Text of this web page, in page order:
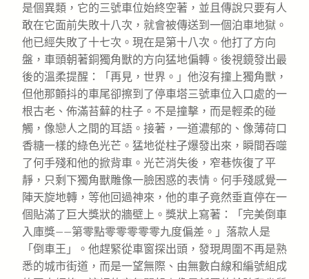
是個異類，它的三號車位始終空著，並且傳說只要有人
敢在它面前失敗十八次，就會被傳送到一個泊車地獄。
他已經失敗了十七次。現在是第十八次。他打了方向
盤，車頭朝著銅獨角獸的方向猛地偏轉。後視鏡發出最
後的溫柔提醒：「再見，世界。」他沒有撞上獨角獸，
但他那顫抖的車尾卻擦到了停車塔三號車位入口處的一
根古老、佈滿苔蘚的柱子。不是撞擊，而是輕柔的碰
觸，像戀人之間的耳語。接著，一道濃郁的、像薄荷口
香糖一樣的綠色光芒。猛地從柱子爆發出來，瞬間吞噬
了何手殘和他的掀背車。光芒消失後，窄巷恢復了平
靜，只剩下獨角獸雕像一臉困惑的表情。何手殘感覺一
陣天旋地轉，等他回過神來，他的車子竟然垂直停在一
個貼滿了巨大獎狀的牆壁上。獎狀上寫著：「完美倒車
入庫獎——第零點零零零零零九度偏差。」落款人是
「倒車王」。他趕緊從車窗探出頭，發現周圍不再是熟
悉的城市街道，而是一望無際、由無數白線和編號組成